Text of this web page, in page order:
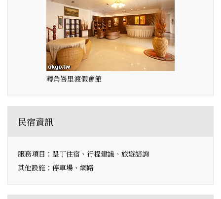
轉角峇里渡假會館
民宿資訊
服務項目：墾丁住宿、行程建議、旅遊諮詢
其他設施：停車場、網路